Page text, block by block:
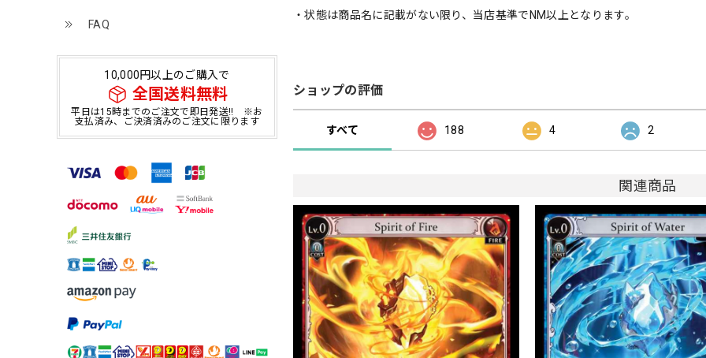
FAQ
10,000円以上のご購入で
全国送料無料
平日は15時までのご注文で即日発送!! ※お
支払済み、ご決済済みのご注文に限ります
・状態は商品名に記載がない限り、当店基準でNM以上となります。
ショップの評価
すべて 188 4 2
関連商品